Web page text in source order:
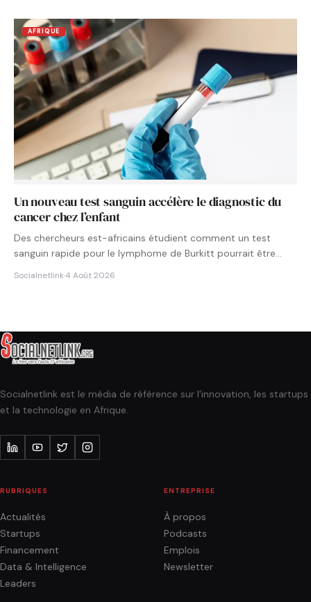
AFRIQUE
Un nouveau test sanguin accélère le diagnostic du
cancer chez l’enfant
Des chercheurs est-africains étudient comment un test
sanguin rapide pour le lymphome de Burkitt pourrait être
Socialnetlink·4 Août 2026
Socialnetlink est le média de référence sur l'innovation, les startups
et la technologie en Afrique.
RUBRIQUES
Actualités
Startups
Financement
Data & Intelligence
Leaders
ENTREPRISE
À propos
Podcasts
Emplois
Newsletter